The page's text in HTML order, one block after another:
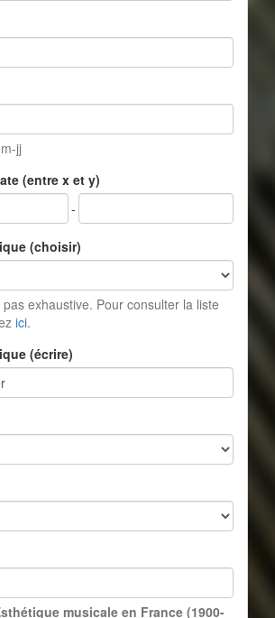
jj
(entre x et y)
-
(choisir)
exhaustive. Pour consulter la liste
ici.
(écrire)
musicale en France (1900-